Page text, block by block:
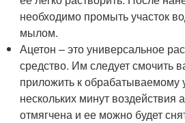
необходимо промыть участок
мылом.
Ацетон – это универсальное
средство. Им следует смочить
приложить к обрабатываемому
нескольких минут воздействия
отмягчена и ее можно будет